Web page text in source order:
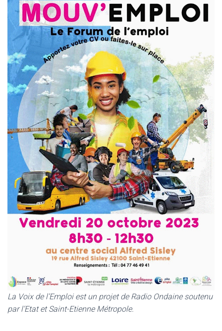
La Voix de l’Emploi est un projet de Radio Ondaine soutenu
par l’Etat et Saint-Etienne Métropole.